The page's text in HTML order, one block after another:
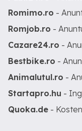
Romimo.ro -
Romjob.ro -
Cazare24.ro -
Bestbike.ro -
Animalutul.ro -
Startapro.hu -
Quoka.de -